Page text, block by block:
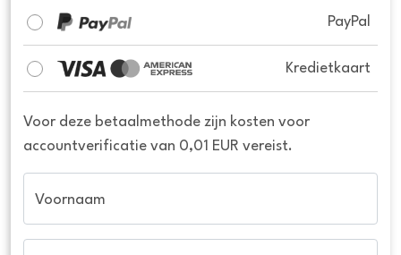
PayPal
Kredietkaart
Voor deze betaalmethode zijn kosten voor
accountverificatie van 0,01 EUR vereist.
Voornaam